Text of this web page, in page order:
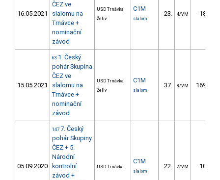
16.05.2021
ČEZ ve
slalomu na
Trnávce +
nominační
závod
USD Trnávka,
Želiv
C1M
slalom
23. 4/VM 18.19
15.05.2021
63 1. Český
pohár Skupina
ČEZ ve
slalomu na
Trnávce +
nominační
závod
USD Trnávka,
Želiv
C1M
slalom
37. 8/VM 169.31
05.09.2020
147 7. Český
pohár Skupiny
ČEZ + 5.
Národní
kontrolní
závod +
USD Trnávka
C1M
slalom
22. 2/VM 10.34